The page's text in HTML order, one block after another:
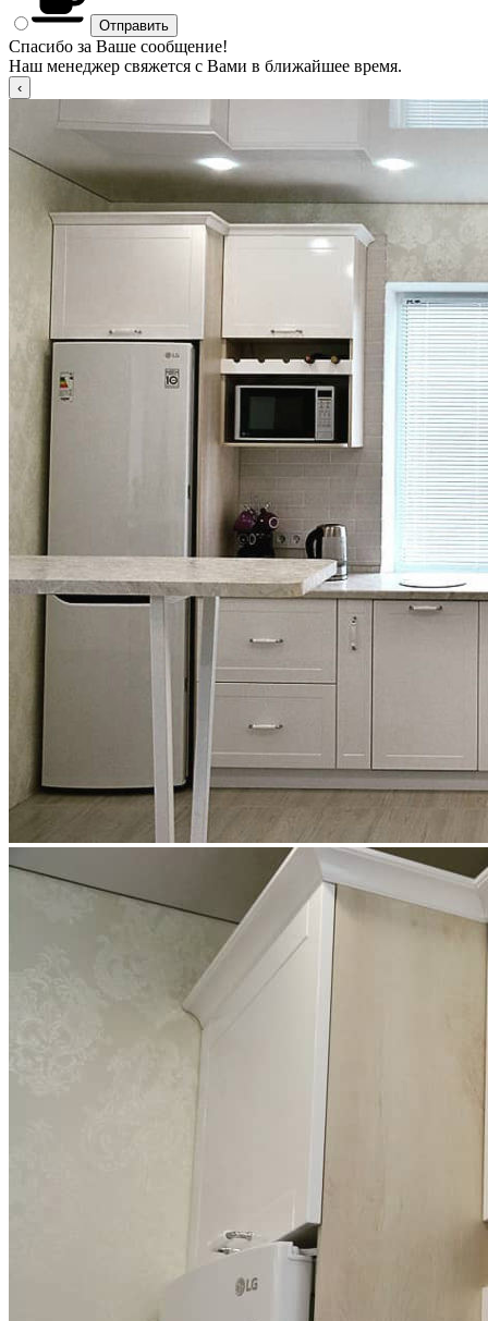
Спасибо за Ваше сообщение!
Наш менеджер свяжется с Вами в ближайшее время.